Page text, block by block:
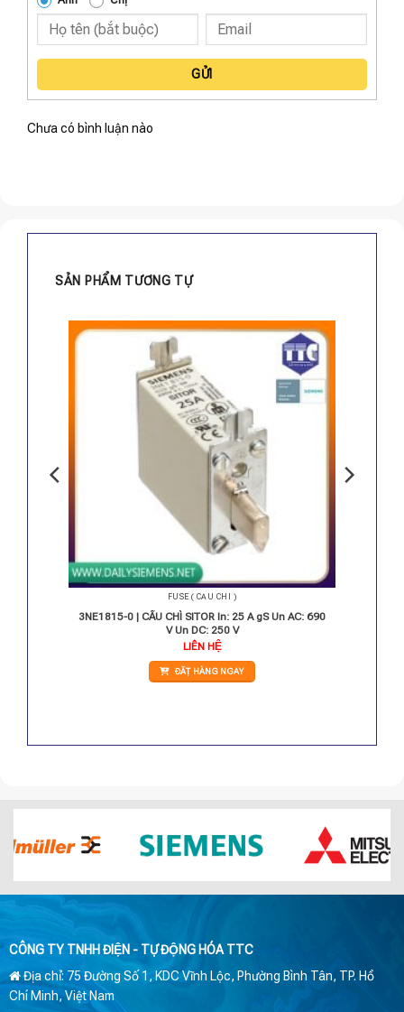
GỬI
Chưa có bình luận nào
SẢN PHẨM TƯƠNG TỰ
FUSE ( CẦU CHÌ )
3NE1815-0 | CẦU CHÌ SITOR In: 25 A gS Un AC: 690
V Un DC: 250 V
LIÊN HỆ
ĐẶT HÀNG NGAY
CÔNG TY TNHH ĐIỆN - TỰ ĐỘNG HÓA TTC
Địa chỉ: 75 Đường Số 1, KDC Vĩnh Lộc, Phường Bình Tân, TP. Hồ
Chí Minh, Việt Nam